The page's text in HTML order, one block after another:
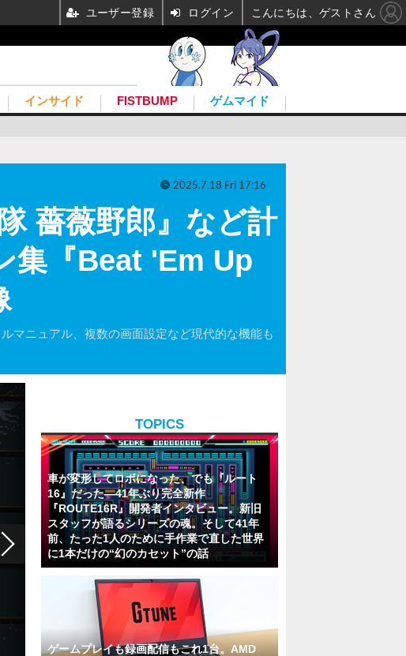
インサイド FISTBUMP ゲムマイド
薔薇野郎』など計
集『Beat 'Em Up
マニュアル、複数の画面設定など現代的な機能も
2025.7.18 Fri 17:16
TOPICS
車が変形してロボになった、でも『ルート
16』だった―41年ぶり完全新作
『ROUTE16R』開発者インタビュー。新旧
スタッフが語るシリーズの魂。そして41年
前、たった1人のために手作業で直した世界
に1本だけの“幻のカセット”の話
ゲームプレイも録画配信もこれ1台。AMD
ユーザー登録 ログイン こんにちは、ゲストさん